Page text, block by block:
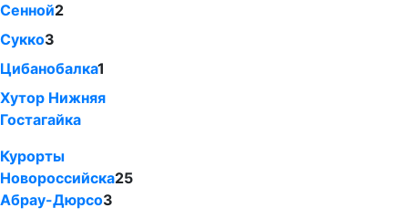
Сенной2
Сукко3
Цибанобалка1
Хутор Нижняя
Гостагайка
Курорты
Новороссийска25
Абрау-Дюрсо3